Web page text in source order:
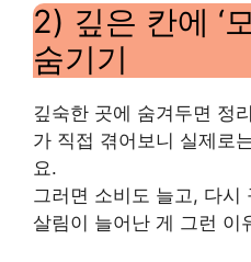
2) 깊은 칸에 ‘
숨기기
깊숙한 곳에 숨겨두면 정
가 직접 겪어보니 실제로
요.
그러면 소비도 늘고, 다시
살림이 늘어난 게 그런 이